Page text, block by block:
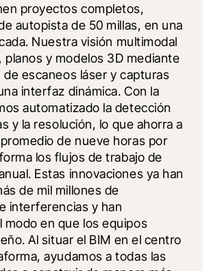
proyectos completos,
autopista de 50 millas, en una
Nuestra visión multimodal
planos y modelos 3D mediante
de escaneos láser y capturas
interfaz dinámica. Con la
automatizado la detección
y la resolución, lo que ahorra a
de nueve horas por
los flujos de trabajo de
Estas innovaciones ya han
de mil millones de
interferencias y han
en que los equipos
Al situar el BIM en el centro
ayudamos a todas las